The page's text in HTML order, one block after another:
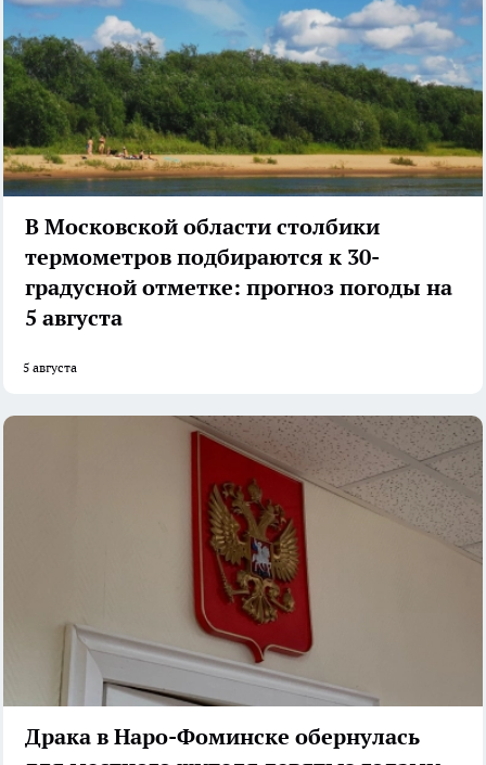
В Московской области столбики
термометров подбираются к 30-
градусной отметке: прогноз погоды на
5 августа
5 августа
Драка в Наро-Фоминске обернулась